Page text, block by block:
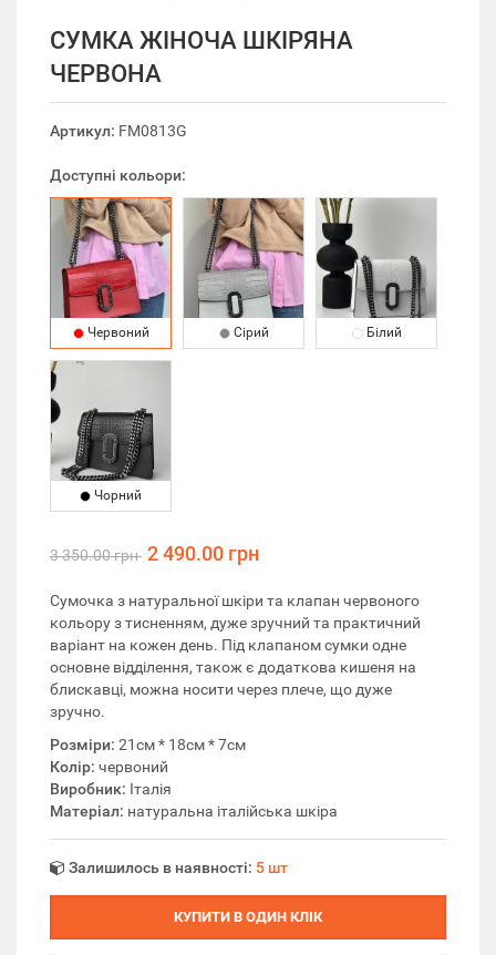
СУМКА ЖІНОЧА ШКІРЯНА
ЧЕРВОНА
Артикул: FM0813G
Доступні кольори:
Червоний Сірий Білий
Чорний
3 350.00 грн 2 490.00 грн
Сумочка з натуральної шкіри та клапан червоного
кольору з тисненням, дуже зручний та практичний
варіант на кожен день. Під клапаном сумки одне
основне відділення, також є додаткова кишеня на
блискавці, можна носити через плече, що дуже
зручно.
Розміри: 21см * 18см * 7см
Колір: червоний
Виробник: Італія
Матеріал: натуральна італійська шкіра
Залишилось в наявності: 5 шт
КУПИТИ В ОДИН КЛІК